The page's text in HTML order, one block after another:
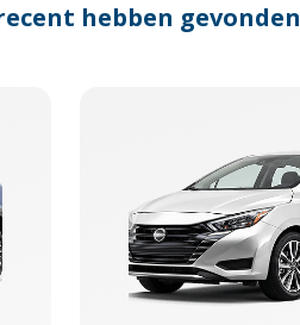
hebben gevonden